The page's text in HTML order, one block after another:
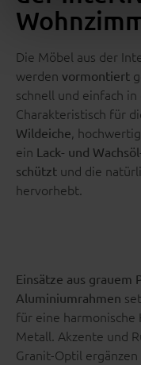
Die Möbel aus der
werden vormontiert
schnell und einfach
Charakteristisch für
Wildeiche,
ein Lack- und
schützt und die
hervorhebt.
Einsätze aus grauem
Aluminiumrahmen
für eine harmonische
Metall. Akzente und
Granit-Optil